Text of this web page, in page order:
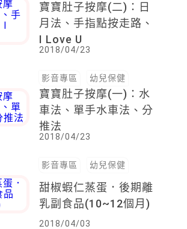
寶寶肚子按摩(二)：日
月法、手指點按走路、
I Love U
2018/04/23
影音專區 幼兒保健
寶寶肚子按摩(一)：水
車法、單手水車法、分
推法
2018/04/23
影音專區 幼兒保健
甜椒蝦仁蒸蛋．後期離
乳副食品(10~12個月)
2018/04/03